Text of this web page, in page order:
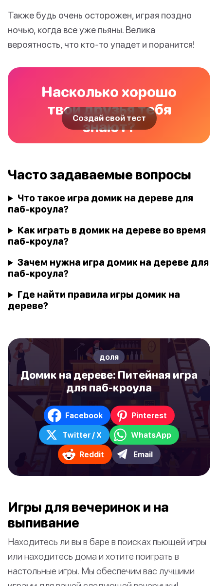
Также будь очень осторожен, играя поздно
ночью, когда все уже пьяны. Велика
вероятность, что кто-то упадет и поранится!
Насколько хорошо
твои друзья тебя
знают?
Создай свой тест
Часто задаваемые вопросы
Что такое игра домик на дереве для
паб-кроула?
Как играть в домик на дереве во время
паб-кроула?
Зачем нужна игра домик на дереве для
паб-кроула?
Где найти правила игры домик на
дереве?
доля
Домик на дереве: Питейная игра
для паб-кроула
Facebook Pinterest
Twitter / X WhatsApp
Reddit Email
Игры для вечеринок и на
выпивание
Находитесь ли вы в баре в поисках пьющей игры
или находитесь дома и хотите поиграть в
настольные игры. Мы обеспечим вас лучшими